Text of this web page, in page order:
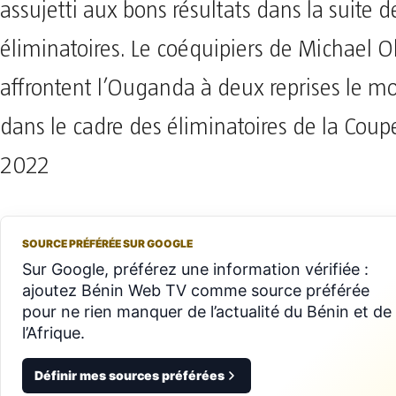
assujetti aux bons résultats dans la suite
éliminatoires. Le coéquipiers de Michael
affrontent l’Ouganda à deux reprises le
dans le cadre des éliminatoires de la
2022
SOURCE PRÉFÉRÉE SUR GOOGLE
Sur Google, préférez une information vérifiée :
ajoutez Bénin Web TV comme source préférée
pour ne rien manquer de l’actualité du Bénin et de
l’Afrique.
Définir mes sources préférées